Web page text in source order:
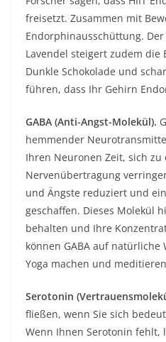
freisetzt. Zusammen mit
Endorphinausschüttung.
Lavendel steigert zudem
Dunkle Schokolade und
führen, dass Ihr Gehirn
GABA (Anti-Angst-Molekül).
hemmender
Ihren Neuronen Zeit, sich
Nervenübertragung
und Ängste reduziert und
geschaffen. Dieses Molekül
behalten und Ihre
können GABA auf natürliche
Yoga machen und
Serotonin
fließen, wenn Sie sich
Wenn Ihnen Serotonin fehlt,